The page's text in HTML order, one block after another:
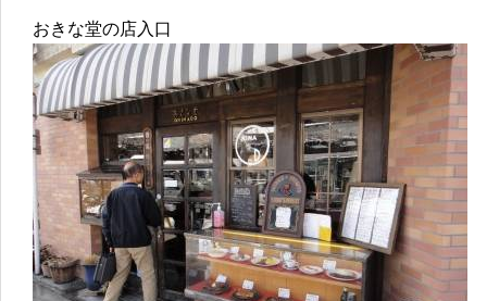
おきな堂の店入口